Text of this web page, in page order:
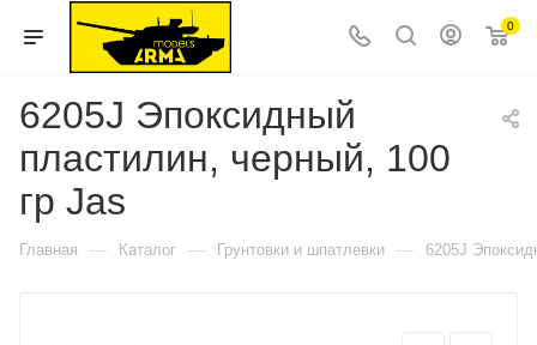
0
6205J Эпоксидный
пластилин, черный, 100
гр Jas
Главная — Каталог — Грунтовки и шпатлевки — 6205J